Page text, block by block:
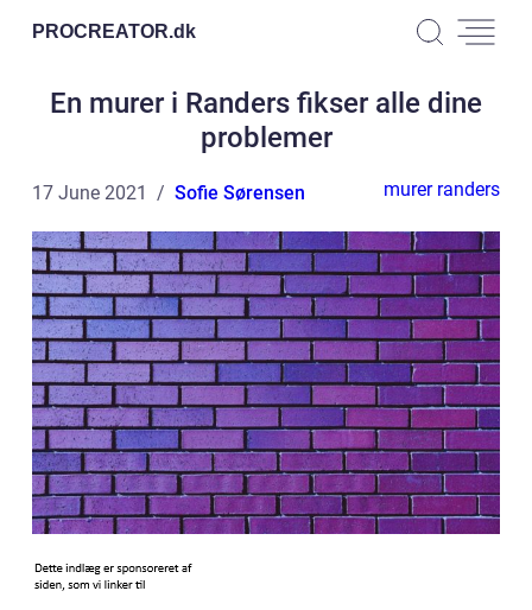
PROCREATOR.dk
En murer i Randers fikser alle dine
problemer
17 June 2021 Sofie Sørensen murer randers